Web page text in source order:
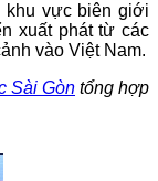
khu vực biên giới
xuất phát từ các
vào Việt Nam.
Sài Gòn tổng hợp